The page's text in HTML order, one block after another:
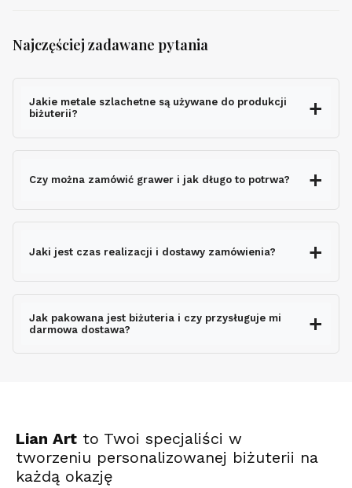
Najczęściej zadawane pytania
Jakie metale szlachetne są używane do produkcji
biżuterii?
Czy można zamówić grawer i jak długo to potrwa?
grawerem gratis
wysyłki
Jaki jest czas realizacji i dostawy zamówienia?
Jak pakowana jest biżuteria i czy przysługuje mi
darmowa dostawa?
Lian Art to Twoi specjaliści w
tworzeniu personalizowanej biżuterii na
każdą okazję